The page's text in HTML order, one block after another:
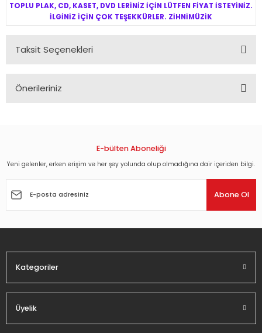
TOPLU PLAK, CD, KASET, DVD LERİNİZ İÇİN LÜTFEN FİYAT İSTEYİNİZ.
İLGİNİZ İÇİN ÇOK TEŞEKKÜRLER. ZİHNİMÜZİK
Taksit Seçenekleri
Önerileriniz
Görüş ve önerileriniz için teşekkür ederiz.
Ürün açıklamasında eksik bilgiler bulunuyor.
E-bülten Aboneliği
Yeni gelenler, erken erişim ve her şey yolunda olup olmadığına dair içeriden bilgi.
Abone Ol
Kategoriler
Üyelik